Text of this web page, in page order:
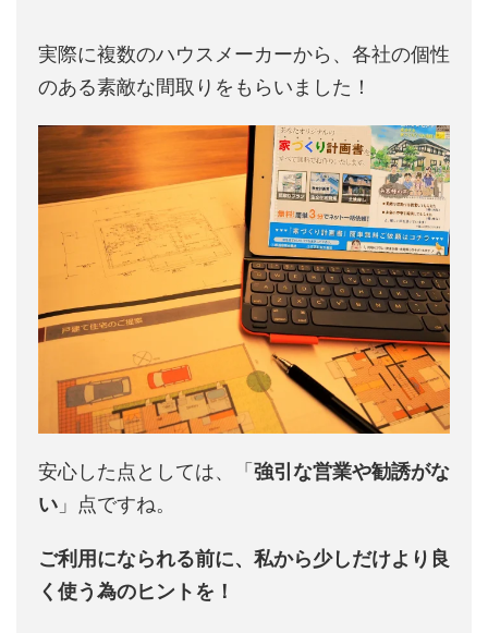
実際に複数のハウスメーカーから、各社の個性
のある素敵な間取りをもらいました！
安心した点としては、「 強引な営業や勧誘がな
い 」点ですね。
ご利用になられる前に、私から少しだけより良
く使う為のヒントを！